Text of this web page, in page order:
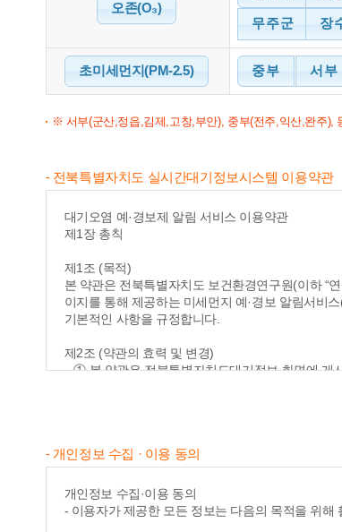
오존(O₃)
무주군 장
초미세먼지(PM-2.5) 중부 서부
※ 서부(군산,정읍,김제,고창,부안), 중부(전주,익산,완주),
- 전북특별자치도 실시간대기정보시스템 이용약관
대기오염 예·경보제 알림 서비스 이용약관
제1장 총칙
제1조 (목적)
본 약관은 전북특별자치도 보건환경연구원(이하 “
이지를 통해 제공하는 미세먼지 예·경보 알림서비
기본적인 사항을 규정합니다.
제2조 (약관의 효력 및 변경)
① 본 약관은 전북특별자치도대기정보 화면에 게
② 연구원에서는 필요한 경우 관련법령을 위배하
약관 변경에 동의한 것으로 간주되며 변경된 약관
④ 신청인이 본 약관의 내용에 동의하는 경우 전북
됩니다. 본 약관에 명시되지 않은 사항에 대해서는
- 개인정보 수집 · 이용 동의
개인정보 수집·이용 동의
- 이용자가 제공한 모든 정보는 다음의 목적을 위해